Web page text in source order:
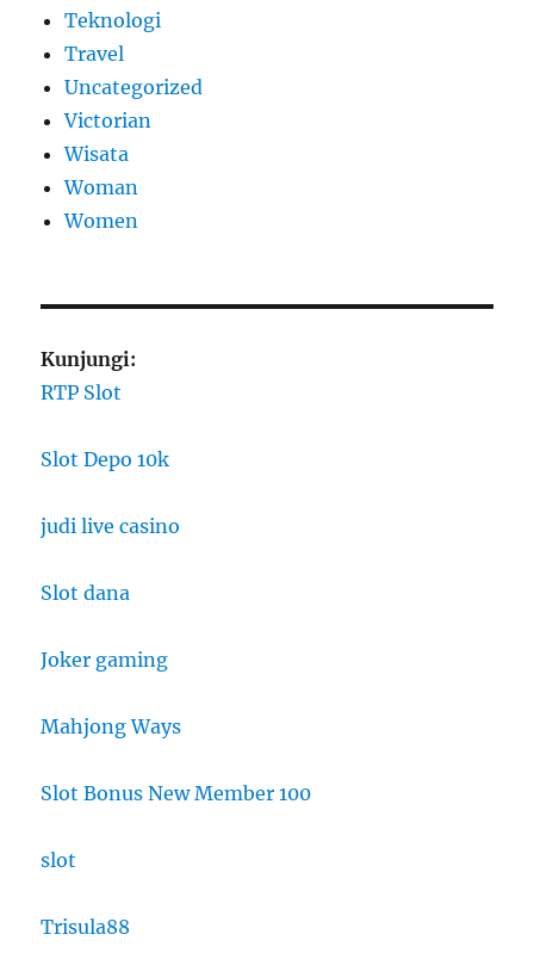
Teknologi
Travel
Uncategorized
Victorian
Wisata
Woman
Women
Kunjungi:
RTP Slot
Slot Depo 10k
judi live casino
Slot dana
Joker gaming
Mahjong Ways
Slot Bonus New Member 100
slot
Trisula88